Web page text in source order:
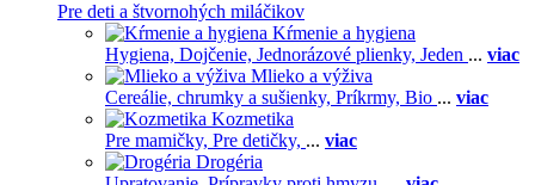
Pre deti a štvornohých miláčikov
Kŕmenie a hygiena
Hygiena, Dojčenie, Jednorázové plienky, Jeden ... viac
Mlieko a výživa
Cereálie, chrumky a sušienky, Príkrmy, Bio ... viac
Kozmetika
Pre mamičky, Pre detičky, ... viac
Drogéria